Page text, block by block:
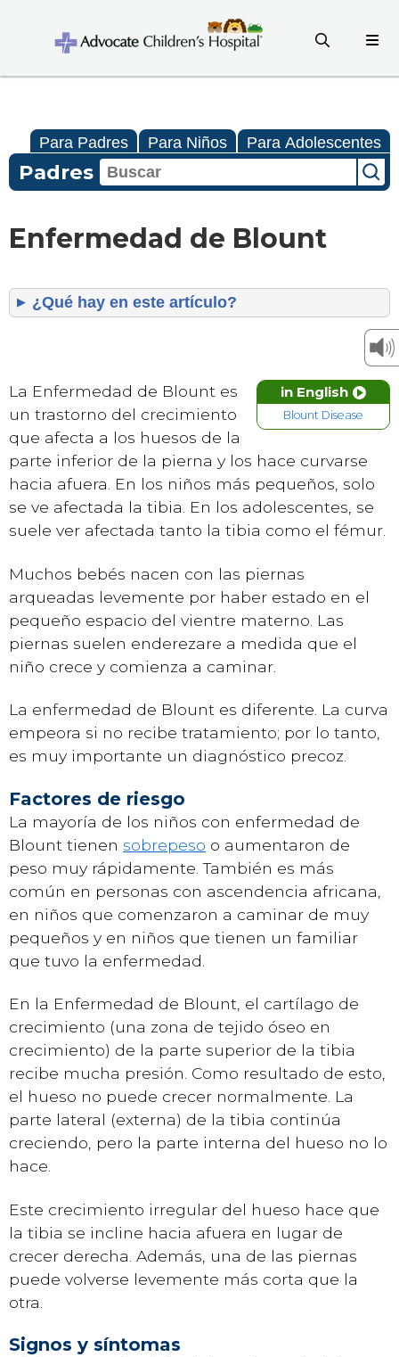
Para Padres Para Niños Para Adolescentes
Padres
Enfermedad de Blount
¿Qué hay en este artículo?
in English
Blount Disease
La Enfermedad de Blount es
un trastorno del crecimiento
que afecta a los huesos de la
parte inferior de la pierna y los hace curvarse
hacia afuera. En los niños más pequeños, solo
se ve afectada la tibia. En los adolescentes, se
suele ver afectada tanto la tibia como el fémur.
Muchos bebés nacen con las piernas
arqueadas levemente por haber estado en el
pequeño espacio del vientre materno. Las
piernas suelen enderezare a medida que el
niño crece y comienza a caminar.
La enfermedad de Blount es diferente. La curva
empeora si no recibe tratamiento; por lo tanto,
es muy importante un diagnóstico precoz.
Factores de riesgo
La mayoría de los niños con enfermedad de
Blount tienen sobrepeso o aumentaron de
peso muy rápidamente. También es más
común en personas con ascendencia africana,
en niños que comenzaron a caminar de muy
pequeños y en niños que tienen un familiar
que tuvo la enfermedad.
En la Enfermedad de Blount, el cartílago de
crecimiento (una zona de tejido óseo en
crecimiento) de la parte superior de la tibia
recibe mucha presión. Como resultado de esto,
el hueso no puede crecer normalmente. La
parte lateral (externa) de la tibia continúa
creciendo, pero la parte interna del hueso no lo
hace.
Este crecimiento irregular del hueso hace que
la tibia se incline hacia afuera en lugar de
crecer derecha. Además, una de las piernas
puede volverse levemente más corta que la
otra.
Signos y síntomas